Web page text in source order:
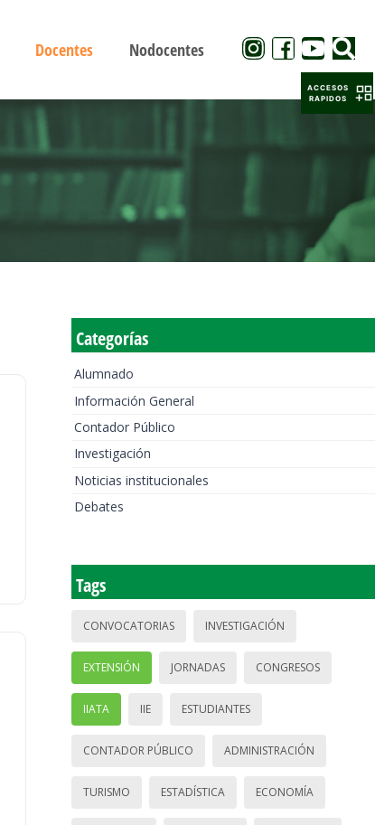
Docentes Nodocentes
Categorías
Alumnado
Información General
Contador Público
Investigación
Noticias institucionales
Debates
Tags
CONVOCATORIAS INVESTIGACIÓN
EXTENSIÓN JORNADAS CONGRESOS
IIATA IIE ESTUDIANTES
CONTADOR PÚBLICO ADMINISTRACIÓN
TURISMO ESTADÍSTICA ECONOMÍA
ACCESOS
RAPIDOS